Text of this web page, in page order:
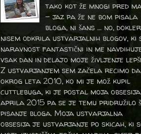
tako kot že mnogi pred
- jaz pa že ne bom pisala
bloga, ni šans ... no, dokler
nisem odkrila ustvarjalnih blogov, ki
naravnost fantastični in me
vsak dan in delajo moje življenje
Z ustvarjanjem sem začela recimo da
okrog leta 2010, ko mi je mož kupil
cuttlebuga, ki je postal moja
aprila 2015 pa se je temu pridružilo
pisanje bloga. Moja ustvarjalna
obsesija je ustvarjanje po skicah, ki